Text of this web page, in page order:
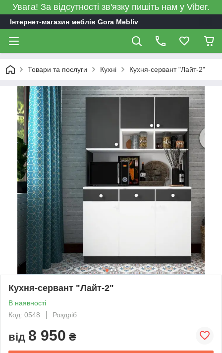
Увага! За відсутності зв'язку пишіть нам у Viber.
Інтернет-магазин меблів Gora Mebliv
Товари та послуги Кухні Кухня-сервант "Лайт-2"
Кухня-сервант "Лайт-2"
В наявності
Код: 0548
Роздріб
від 8 950 ₴